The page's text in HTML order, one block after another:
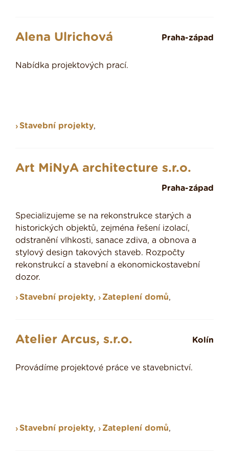
Alena Ulrichová Praha-západ
Nabídka projektových prací.
Stavební projekty,
Art MiNyA architecture s.r.o.
Praha-západ
Specializujeme se na rekonstrukce starých a
historických objektů, zejména řešení izolací,
odstranění vlhkosti, sanace zdiva, a obnova a
stylový design takových staveb. Rozpočty
rekonstrukcí a stavební a ekonomickostavební
dozor.
Stavební projekty, Zateplení domů,
Atelier Arcus, s.r.o. Kolín
Provádíme projektové práce ve stavebnictví.
Stavební projekty, Zateplení domů,